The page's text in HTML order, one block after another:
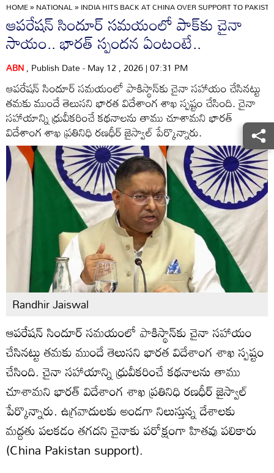
HOME»NATIONAL»INDIA HITS BACK AT CHINA OVER SUPPORT TO
ఆపరేషన్ సిందూర్‌ సమయంలో పా‌క్‌కు చైనా
సాయం.. భారత్ స్పందన ఏంటంటే..
ABN, Publish Date - May 12 , 2026 | 07:31 PM
ఆపరేషన్ సిందూర్ సమయంలో పాకిస్థాన్‌కు చైనా సహాయం చేసినట్టు
తమకు ముందే తెలుసని భారత విదేశాంగ శాఖ స్పష్టం చేసింది. చైనా
సహాయాన్ని ధ్రువీకరించే కథనాలను తాము చూశామని భారత్
విదేశాంగ శాఖ ప్రతినిధి రణధీర్ జైస్వాల్ పేర్కొన్నారు.
Randhir Jaiswal
ఆపరేషన్ సిందూర్ సమయంలో పాకిస్థాన్‌కు చైనా సహాయం
చేసినట్టు తమకు ముందే తెలుసని భారత విదేశాంగ శాఖ స్పష్టం
చేసింది. చైనా సహాయాన్ని ధ్రువీకరించే కథనాలను తాము
చూశామని భారత్ విదేశాంగ శాఖ ప్రతినిధి రణధీర్ జైస్వాల్
పేర్కొన్నారు. ఉగ్రవాదులకు అండగా నిలుస్తున్న దేశాలకు
మద్దతు పలకడం తగదని చైనాకు పరోక్షంగా హితవు పలికారు
(China Pakistan support).